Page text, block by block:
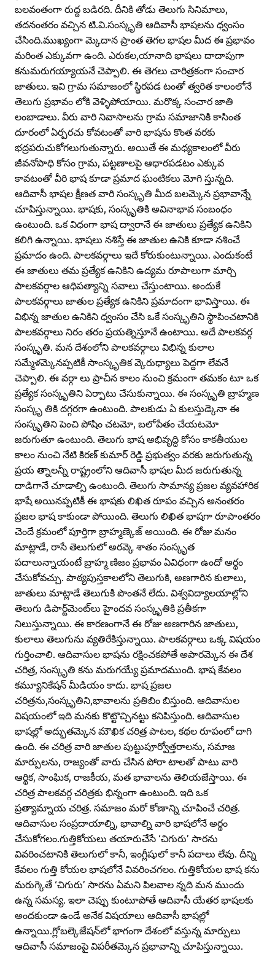
బలవంతంగా రుద్ద బడిరది. దీనికి తోడు తెలుగు సినిమాలు,
తదనంతరం వచ్చిన టి.వి.సంస్కృతి ఆదివాసీ భాషలను ధ్వంసం
చేసింది.ముఖ్యంగా మ్కెదాన ప్రాంత తెగల భాషల మీద ఈ ప్రభావం
మరింత ఎక్కువగా ఉంది. ఎరుకల,యానాది భాషలు దాదాపుగా
కనుమరుగయ్యాయనే చెప్పాలి. ఈ తెగలు చారిత్రకంగా సంచార
జాతులు. ఇవి గ్రామ సమాజంలో స్థిరపడ టంతో త్వరిత కాలంలోనే
తెలుగు ప్రభావం లోకి వెళ్ళిపోయాయి. మరొక్క సంచార జాతి
లంబాడాలు. వీరు వారి నివాసాలను గ్రామ సమాజానికి కాసింత
దూరంలో ఏర్పరచు కోవటంతో వారి భాషను కొంత వరకు
భద్రపరుచుకోగలుగుతున్నారు. అయితే ఈ మధ్యకాలంలో వీరు
జీవనోపాధి కోసం గ్రామ, పట్టణాలపై ఆధారపడటం ఎక్కువ
కావటంతో వీరి భాష కూడా ప్రమాద ఘంటికలు మోగి స్తున్నది.
ఆదివాసీ భాషల క్షీణత వారి సంస్కృతి మీద బలమ్కెన ప్రభావాన్నే
చూపిస్తున్నాయి. భాషకు, సంస్కృతికి అవినాభావ సంబంధం
ఉంటుంది. ఒక విధంగా భాష ద్వారానే ఈ జాతులు ప్రత్యేక ఉనికిని
కలిగి ఉన్నాయి. భాషలు నశిస్తే ఈ జాతుల ఉనికి కూడా నశించే
ప్రమాదం ఉంది. పాలకవర్గాలు ఇదే కోరుకుంటున్నాయి. ఎందుకంటే
ఈ జాతులు తమ ప్రత్యేక ఉనికిని ఉద్యమ రూపాలుగా మార్చి
పాలకవర్గాల ఆధిపత్యాన్ని సవాలు చేస్తుంటాయి. అందుకే
పాలకవర్గాలు జాతుల ప్రత్యేక ఉనికిని ప్రమాదంగా భావిస్తాయి. ఈ
విభిన్న జాతుల ఉనికిని ధ్వంసం చేసి ఒకే సంస్కృతిని స్థాపించటానికి
పాలకవర్గాలు నిరం తరం ప్రయత్నిస్తూనే ఉంటాయి. అదే పాలకవర్గ
సంస్కృతి. మన దేశంలోని పాలకవర్గాలు విభిన్న కులాల
సమ్మేళమ్కెనప్పటికీ సాంస్కృతిక వ్కెరుధ్యాలు పెద్దగా లేవనే
చెప్పాలి. ఈ వర్గా లు ప్రాచీన కాలం నుంచి క్రమంగా తమకం టూ ఒక
ప్రత్యేక సంస్కృతిని ఏర్పాటు చేసుకున్నాయి. ఈ సంస్కృతి బ్రాహ్మణ
సంస్కృ తికి దగ్గరగా ఉంటుంది. పాలకుడు ఏ కులస్తుడ్కెనా ఈ
సంస్కృతిని పెంచి పోషిం చటమో, బలోపేతం చేయటమో
జరుగుతూ ఉంటుంది. తెలుగు భాష అభివృద్ధి కోసం కాకతీయుల
కాలం నుంచి నేటి కిరణ్‌ కుమార్‌ రెడ్డి ప్రభుత్వం వరకు జరుగుతున్న
ప్రయ త్నాలన్నీ రాష్ట్రంలోని ఆదివాసీ భాషల మీద జరుగుతున్న
దాడిగానే చూడాల్సి ఉంటుంది. తెలుగు సామాన్య ప్రజల వ్యవహారిక
భాషే అయినప్పటికీ ఈ భాషకు లిఖిత రూపం వచ్చిన అనంతరం
ప్రజల భాష కాకుండా పోయింది. తెలుగు లిఖిత భాషగా రూపాంతరం
చెందే క్రమంలో పూర్తిగా బ్రాహ్మణ్కెజ్‌ అయింది. ఈ రోజు మనం
మాట్లాడే, రాసే తెలుగులో అరవ్కె శాతం సంస్కృత
పదాలున్నాయంటే బ్రాహ్మ ణిజం ప్రభావం ఏవిధంగా ఉందో అర్థం
చేసుకోవచ్చు. పాఠ్యపుస్తకాలలోని తెలుగుకి, అణగారిన కులాలు,
జాతులు మాట్లాడే తెలుగుకి పొంతనే లేదు. విశ్వవిద్యాలయాల్లోని
తెలుగు డిపార్ట్‌మెంట్‌లు హైందవ సంస్కృతికి ప్రతీకగా
నిలుస్తున్నాయి. ఈ కారణంగానే ఈ రోజు అణగారిన జాతులు,
కులాలు తెలుగును వ్యతిరేకిస్తున్నాయి. పాలకవర్గాలు ఒక్క విషయం
గుర్తించాలి. ఆదివాసుల భాషను రక్షించకపోతే అపారమ్కెన ఈ దేశ
చరిత్ర, సంస్కృతి కను మరుగయ్యే ప్రమాదముంది. భాష కేవలం
కమ్యూనికేషన్‌ మీడియం కాదు. భాష ప్రజల
చరిత్రను,సంస్కృతిని,భావాలను ప్రతిబిం బిస్తుంది. ఆదివాసుల
విషయంలో ఇది మనకు కొట్టొచ్చినట్టు కనిపిస్తుంది. ఆదివాసుల
భాషల్లో అద్భుతమ్కెన మౌఖిక చరిత్ర పాటల, కథల రూపంలో దాగి
ఉంది. ఈ చరిత్ర వారి జాతుల పుట్టుపూర్వోత్తరాలను, సమాజ
మార్పులను, రాజ్యంతో వారు చేసిన పోరా టాలతో పాటు వారి
ఆర్థిక, సాంఘిక, రాజకీయ, మత భావాలను తెలియజేస్తాయి. ఈ
చరిత్ర పాలకవర్గ చరిత్రకు భిన్నంగా ఉంటుంది. ఇది ఒక
ప్రత్యామ్నాయ చరిత్ర. సమాజం మరో కోణాన్ని చూపించే చరిత్ర.
ఆదివాసుల సంప్రదాయాల్ని, భావాల్ని వారి భాషలోనే అర్థం
చేసుకోగలం.గుత్తికోయలు తయారుచేసే ‘చిగురు’ సారను
వివరించటానికి తెలుగులో కానీ, ఇంగ్లీషులో కానీ పదాలు లేవు. దీన్ని
కేవలం గుత్తి కోయల భాషలోనే వివరించగలం. గుత్తికోయల భాష కను
మరుగ్కెతే ‘చిగురు’ సారను ఏమని పిలవాల న్నది మన ముందు
ఉన్న సమస్య. ఇలా చెప్పు కుంటూపోతే ఆదివాసీ యేతర భాషలకు
అందకుండా ఉండే అనేక విషయాలు ఆదివాసీ భాషల్లో
ఉన్నాయి.గ్లోబల్కెజేషన్‌లో భాగంగా దేశంలో వస్తున్న మార్పులు
ఆదివాసీ సమాజంపై విపరీతమ్కెన ప్రభావాన్ని చూపిస్తున్నాయి.